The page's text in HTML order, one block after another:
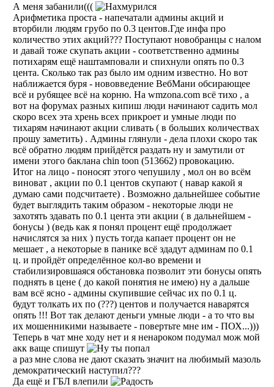
А меня забанили(((
Арифметика проста - напечатали админы акций и
вторбили людям грубо по 0.3 центов.Где инфа про
количество этих акций??? Поступают новобранцы с налом
и давай тоже скупать акции - соответственно админы
потихарям ещё наштамповали и спихнули опять по 0.3
цента. Сколько так раз было им одним известно. Но вот
наближается буря - нововведение ВебМани обсирающее
всё и рубящее всё на корню. На wmzona.com всё тихо , а
вот на форумах разных кипиш люди начинают садить мол
скоро всех эта хрень всех прикроет и умные люди по
тихарям начинают акции сливать ( в больших количествах
прошу заметить) . Админы глянули - дела плохи скоро так
всё обратно людям прийдётся раздать ну и замутили от
имени этого баклана chin toon (513662) провокацию.
Итог на лицо - поносят этого чепушилу , мол он во всём
виноват , акции по 0.1 центов скупают ( навар какой я
думаю сами подсчитаете) . Возможно дальнейшее событие
будет выглядить таким образом - некоторые люди не
захотять здавать по 0.1 цента эти акции ( в дальнейшем -
бонусы ) (ведь как я понял процент ещё продолжает
начислятся за них ) пусть тогда капает процент он не
мешает , а некоторые в панике всё здадут админам по 0.1
ц. и пройдёт определённое кол-во времени и
стабилизировшаяся обстановка позволит эти бонусы опять
поднять в цене ( до какой понятия не имею) ну а дальше
вам всё ясно - админы скупившие сейчас их по 0.1 ц.
будут толкать их по (???) центов и получается наварятся
опять !!! Вот так делают деньги умные люди - а то что вы
их мошенникими называете - повертьте мне им - ПОХ...)))
Теперь в чат мне ходу нет и я ненароком подумал мож мой
акк ваще спишут
а раз мне слова не дают сказать значит на любимый мазоль
демократический наступил???
Да ещё и ГБЛ влепили